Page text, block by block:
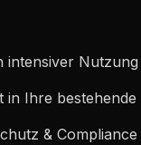
intensiver Nutzung
in Ihre
&